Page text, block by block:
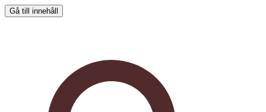
Gå till innehåll